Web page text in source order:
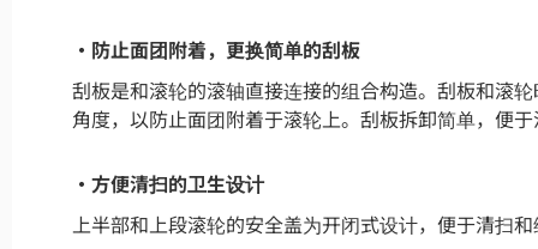
・防止面团附着，更换简单的刮板
刮板是和滚轮的滚轴直接连接的组合构造。刮板和滚
角度，以防止面团附着于滚轮上。刮板拆卸简单，便
・方便清扫的卫生设计
上半部和上段滚轮的安全盖为开闭式设计，便于清扫